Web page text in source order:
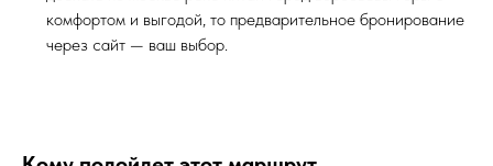
комфортом и выгодой, то предварительное бронирование
через сайт — ваш выбор.